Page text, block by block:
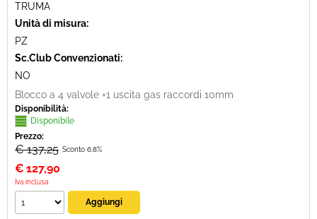
TRUMA
Unità di misura:
PZ
Sc.Club Convenzionati:
NO
Blocco a 4 valvole +1 uscita gas raccordi 10mm
Disponibilità:
Disponibile
Prezzo:
€ 137,25 Sconto 6.8%
€ 127,90
Iva inclusa